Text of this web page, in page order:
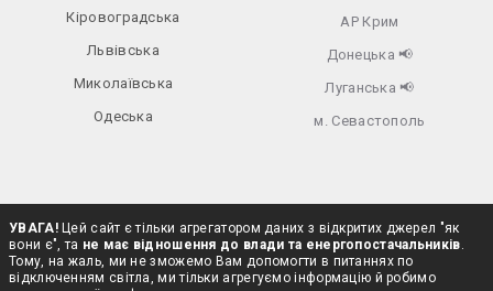
Кіровоградська
Львівська
Миколаївська
Одеська
АР Крим
Донецька 📢
Луганська 📢
м. Севастополь
УВАГА!Цей сайт є тільки агрегатором даних з відкритих джерел "як
вони є", та не має відношення до влади та енергопостачальників.
Тому, на жаль, ми не зможемо Вам допомогти в питаннях по
відключенням світла, ми тільки агрегуємо інформацію й робимо